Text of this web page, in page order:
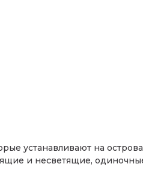
устанавливают на
и несветящие,